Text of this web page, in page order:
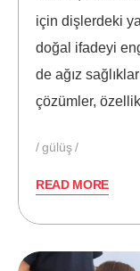
için dişlerdeki
doğal ifadeyi
de ağız
çözümler,
gülüş
READ MORE